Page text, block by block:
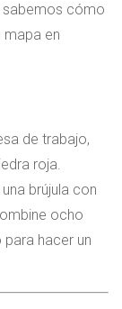
sabemos cómo
en
de trabajo,
roja.
brújula con
ocho
para hacer un